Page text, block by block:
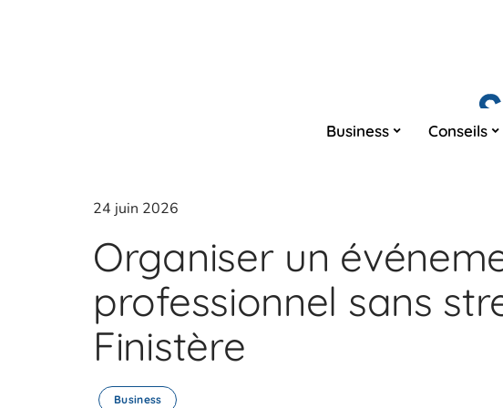
Business Conseils
24 juin 2026
Organiser un
professionnel sans
Finistère
Business